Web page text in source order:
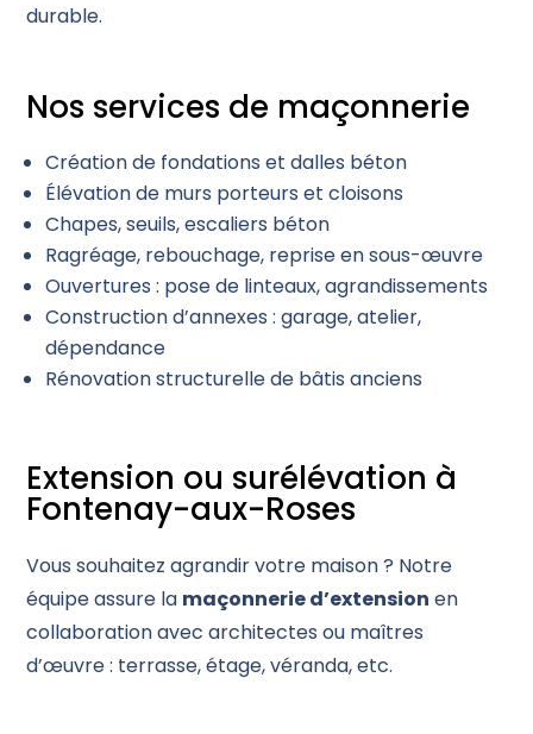
durable.
Nos services de maçonnerie
Création de fondations et dalles béton
Élévation de murs porteurs et cloisons
Chapes, seuils, escaliers béton
Ragréage, rebouchage, reprise en sous-œuvre
Ouvertures : pose de linteaux, agrandissements
Construction d’annexes : garage, atelier,
dépendance
Rénovation structurelle de bâtis anciens
Extension ou surélévation à
Fontenay-aux-Roses
Vous souhaitez agrandir votre maison ? Notre
équipe assure la maçonnerie d’extension en
collaboration avec architectes ou maîtres
d’œuvre : terrasse, étage, véranda, etc.